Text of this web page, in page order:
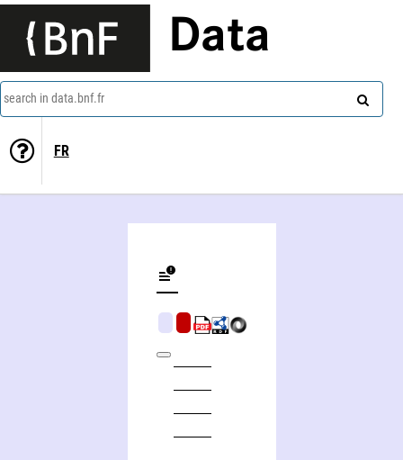
Data
search in data.bnf.fr
FR